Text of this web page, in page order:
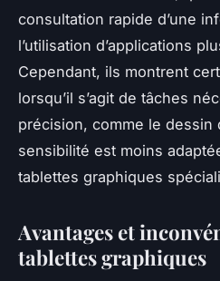
consultation rapide d’une
l’utilisation d’applications
Cependant, ils montrent
lorsqu’il s’agit de tâches
précision, comme le dessin
sensibilité est moins
tablettes graphiques
Avantages et
tablettes graphiques